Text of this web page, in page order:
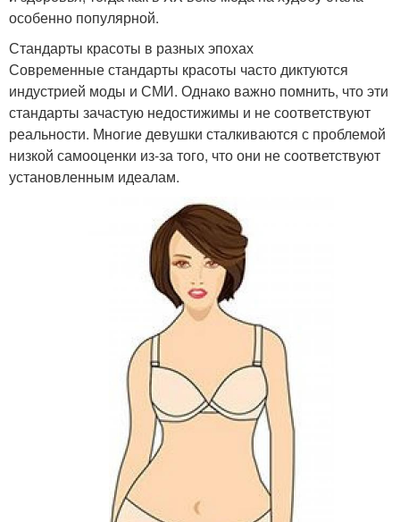
особенно популярной.
Стандарты красоты в разных эпохах
Современные стандарты красоты часто диктуются
индустрией моды и СМИ. Однако важно помнить, что эти
стандарты зачастую недостижимы и не соответствуют
реальности. Многие девушки сталкиваются с проблемой
низкой самооценки из-за того, что они не соответствуют
установленным идеалам.